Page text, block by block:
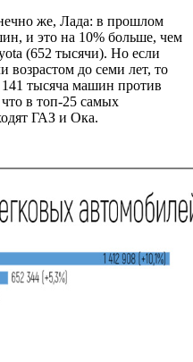
же, Лада: в прошлом
и это на 10% больше, чем
(652 тысячи). Но если
возрастом до семи лет, то
141 тысяча машин против
в топ-25 самых
ГАЗ и Ока.